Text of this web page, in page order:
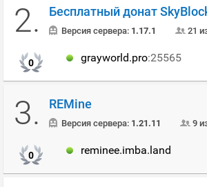
2. Бесплатный донат
Версия сервера: 1.17.1 21
0 grayworld.pro:25565
3. REMine
Версия сервера: 1.21.11 9
0 reminee.imba.land